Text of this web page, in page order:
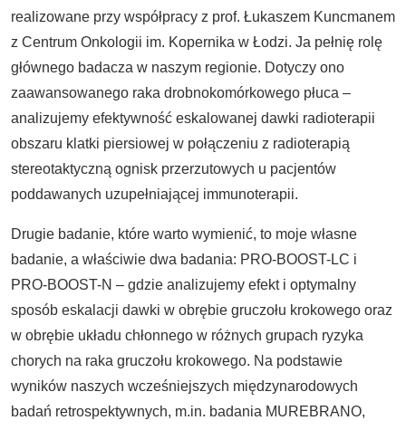
realizowane przy współpracy z prof. Łukaszem Kuncmanem
z Centrum Onkologii im. Kopernika w Łodzi. Ja pełnię rolę
głównego badacza w naszym regionie. Dotyczy ono
zaawansowanego raka drobnokomórkowego płuca –
analizujemy efektywność eskalowanej dawki radioterapii
obszaru klatki piersiowej w połączeniu z radioterapią
stereotaktyczną ognisk przerzutowych u pacjentów
poddawanych uzupełniającej immunoterapii.
Drugie badanie, które warto wymienić, to moje własne
badanie, a właściwie dwa badania: PRO-BOOST-LC i
PRO-BOOST-N – gdzie analizujemy efekt i optymalny
sposób eskalacji dawki w obrębie gruczołu krokowego oraz
w obrębie układu chłonnego w różnych grupach ryzyka
chorych na raka gruczołu krokowego. Na podstawie
wyników naszych wcześniejszych międzynarodowych
badań retrospektywnych, m.in. badania MUREBRANO,